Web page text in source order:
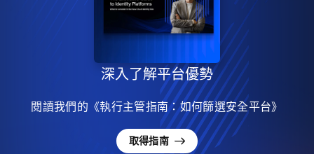
深入了解平台優勢
閱讀我們的《執行主管指南：如何篩選安全平台》
取得指南